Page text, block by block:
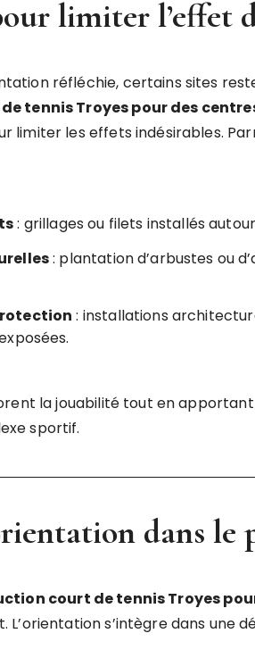
limiter l’effet
réfléchie, certains sites
tennis Troyes pour des
limiter les effets indésirables.
: grillages ou filets installés
: plantation d’arbustes ou
: installations
la jouabilité tout en
sportif.
dans le
court de tennis Troyes
L’orientation s’intègre dans une